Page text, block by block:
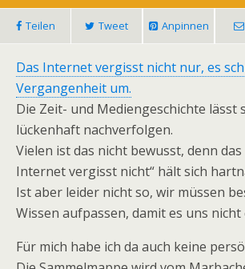
Teilen Tweet Anpinnen
Das Internet vergisst nicht nur, es
Vergangenheit um.
Die Zeit- und Mediengeschichte lässt
lückenhaft nachverfolgen.
Vielen ist das nicht bewusst, denn das
Internet vergisst nicht“ hält sich
Ist aber leider nicht so, wir müssen
Wissen aufpassen, damit es uns
Für mich habe ich da auch keine